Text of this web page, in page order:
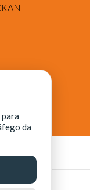
Ciência,
da